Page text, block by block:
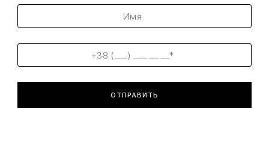
ОТПРАВИТЬ